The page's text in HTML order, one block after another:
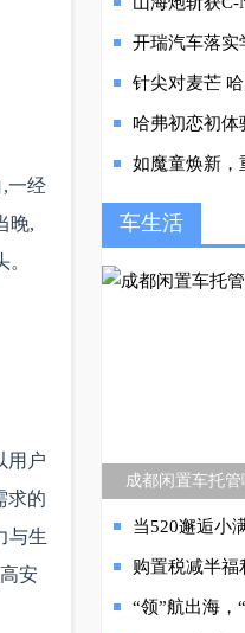
一经
晚,
用户
求的
与生
安
开瑞汽车落实学
针尖对麦芒
哈弗初恋初体
如魔童焕新，重
车生活
成都闲置车托
当520邂逅小满，
购置税减半福利
“领”航出海，“睿”